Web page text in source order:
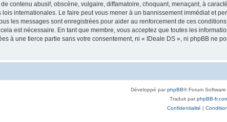
contenu abusif, obscène, vulgaire, diffamatoire, choquant, menaçant, à
internationales. Le faire peut vous mener à un bannissement immédiat et
les messages sont enregistrées pour aider au renforcement de ces
est nécessaire. En tant que membre, vous acceptez que toutes les
à une tierce partie sans votre consentement, ni « IDeale DS », ni phpBB ne
Développé parphpBB® Forum
Traduit parphpBB-
Confidentialité |